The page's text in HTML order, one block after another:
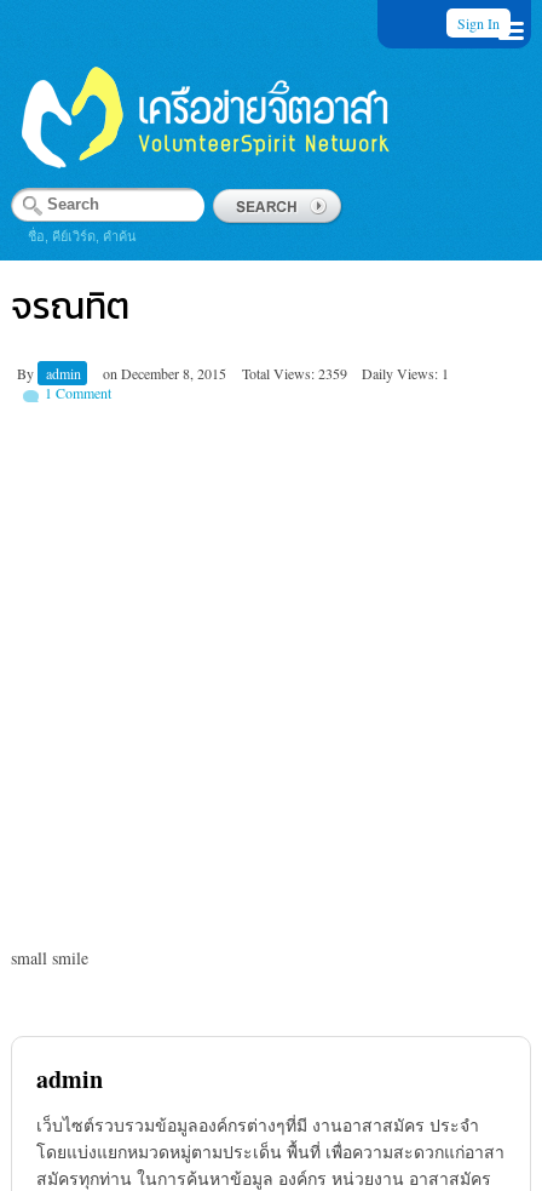
Sign In
ชื่อ, คีย์เวิร์ด, คำค้น
จรณทิต
By admin on December 8, 2015 Total Views: 2359
Daily Views: 1
1 Comment
small smile
admin
เว็บไซต์รวบรวมข้อมูลองค์กรต่างๆที่มี งานอาสาสมัคร ประจำ
โดยแบ่งแยกหมวดหมู่ตามประเด็น พื้นที่ เพื่อความสะดวกแก่อาสา
สมัครทุกท่าน ในการค้นหาข้อมูล องค์กร หน่วยงาน อาสาสมัคร